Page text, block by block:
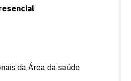
da Área da saúde